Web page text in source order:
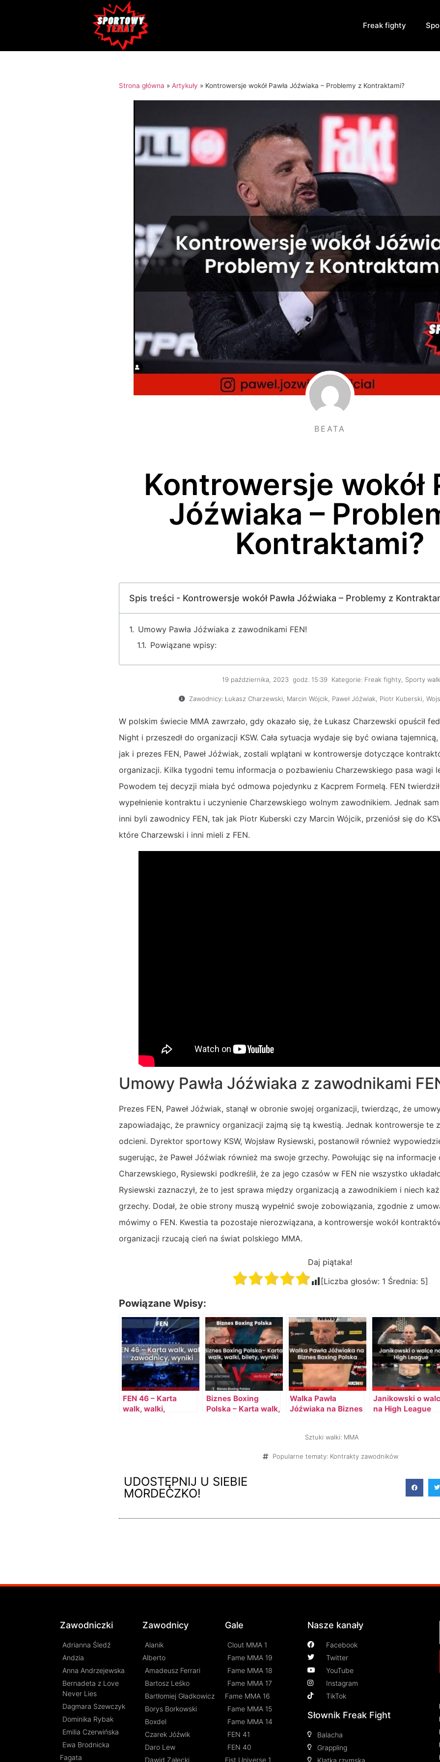
Freak fighty
Strona główna » Artykuły » Kontrowersje wokół Pawła Jóźwiaka – Problemy z Kontraktami?
BEATA
Kontrowersje wokół
Jóźwiaka –
Kontraktami?
Spis treści - Kontrowersje wokół Pawła Jóźwiaka – Problemy z
Umowy Pawła Jóźwiaka z zawodnikami FEN!
Powiązane wpisy:
19 października, 2023 godz. 15:39 Kategorie: Freak fighty Sporty
Zawodnicy: Łukasz Charzewski Marcin Wójcik Paweł Jóźwiak Piotr Kuberski
W polskim świecie MMA zawrzało, gdy okazało się, że Łukasz Charzewski opuścił
Night i przeszedł do organizacji KSW. Cała sytuacja wydaje się być owiana
jak i prezes FEN, Paweł Jóźwiak, zostali wplątani w kontrowersje dotyczące
organizacji. Kilka tygodni temu informacja o pozbawieniu Charzewskiego pasa wagi
Powodem tej decyzji miała być odmowa pojedynku z Kacprem Formelą. FEN
wypełnienie kontraktu i uczynienie Charzewskiego wolnym zawodnikiem. Jednak
inni byli zawodnicy FEN, tak jak Piotr Kuberski czy Marcin Wójcik, przeniósł się do
które Charzewski i inni mieli z FEN.
Umowy Pawła Jóźwiaka z zawodnikami
Prezes FEN, Paweł Jóźwiak, stanął w obronie swojej organizacji, twierdząc, że
zapowiadając, że prawnicy organizacji zajmą się tą kwestią. Jednak kontrowersje te
odcieni. Dyrektor sportowy KSW, Wojsław Rysiewski, postanowił również
sugerując, że Paweł Jóźwiak również ma swoje grzechy. Powołując się na informacje
Charzewskiego, Rysiewski podkreślił, że za jego czasów w FEN nie wszystko
Rysiewski zaznaczył, że to jest sprawa między organizacją a zawodnikiem i niech
grzechy. Dodał, że obie strony muszą wypełnić swoje zobowiązania, zgodnie z
mówimy o FEN. Kwestia ta pozostaje nierozwiązana, a kontrowersje wokół
organizacji rzucają cień na świat polskiego MMA.
Daj piątaka!
[Liczba głosów: 1 Średnia: 5]
Powiązane Wpisy:
FEN 46 – Karta
walk, walki,
Biznes Boxing
Polska – Karta walk,
Walka Pawła
Jóźwiaka na Biznes
Janikowski o
na High League
Sztuki walki: MMA
Popularne tematy: Kontrakty zawodników
UDOSTĘPNIJ U SIEBIE
MORDECZKO!
Zawodniczki
Adrianna Śledź
Andzia
Anna Andrzejewska
Bernadeta z Love
Never Lies
Dagmara Szewczyk
Dominika Rybak
Emilia Czerwińska
Ewa Brodnicka
Fagata
Zawodnicy
Alanik
Alberto
Amadeusz Ferrari
Bartosz Leśko
Bartłomiej Gładkowicz
Borys Borkowski
Boxdel
Czarek Jóźwik
Daro Lew
Dawid Załęcki
Gale
Clout MMA 1
Fame MMA 19
Fame MMA 18
Fame MMA 17
Fame MMA 16
Fame MMA 15
Fame MMA 14
FEN 41
FEN 40
Fist Universe 1
Nasze kanały
Facebook
Twitter
YouTube
Instagram
TikTok
Słownik Freak Fight
Balacha
Grappling
Klatka rzymska